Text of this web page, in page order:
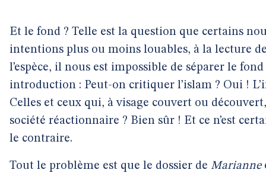
Et le fond ? Telle est la question que certains
intentions plus ou moins louables, à la lecture
l’espèce, il nous est impossible de séparer le
introduction : Peut-on critiquer l’islam ? Oui !
Celles et ceux qui, à visage couvert ou
société réactionnaire ? Bien sûr ! Et ce n’est
le contraire.
Tout le problème est que le dossier de Marianne